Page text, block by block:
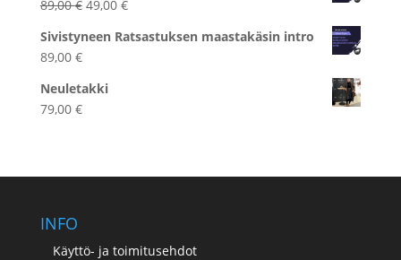
89,00 €.49,00 €.
89,00€ Alkuperäinen
oli:
49,00 €Nykyinen
on:
Sivistyneen Ratsastuksen maastakäsin intro
89,00 €
Neuletakki
79,00 €
INFO
Käyttö- ja toimitusehdot